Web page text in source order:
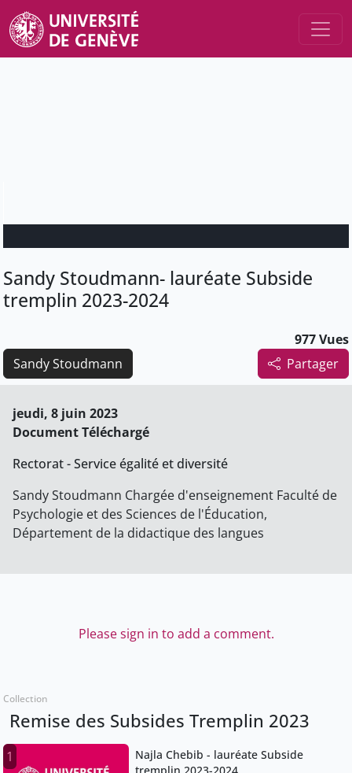
Sandy Stoudmann- lauréate Subside
tremplin 2023-2024
977 Vues
Partager
Sandy Stoudmann
jeudi, 8 juin 2023
Document Téléchargé
Rectorat - Service égalité et diversité
Sandy Stoudmann Chargée d'enseignement Faculté de
Psychologie et des Sciences de l'Éducation,
Département de la didactique des langues
Please sign in to add a comment.
Collection
Remise des Subsides Tremplin 2023
1
Najla Chebib - lauréate Subside